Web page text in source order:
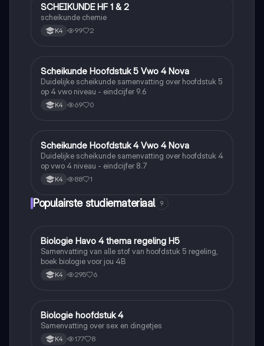
Scheikunde
SCHEIKUNDE HF 1 & 2
scheikunde chemie
K4 99 2
Scheikunde
Scheikunde Hoofdstuk 5 Vwo 4 Nova
Duidelijke scheikunde samenvatting over hoofdstuk 5
op 4 vwo niveau - eindcijfer 9.6
K4 69 0
Scheikunde
Scheikunde Hoofdstuk 4 Vwo 4 Nova
Duidelijke scheikunde samenvatting over hoofdstuk 4
op vwo 4 niveau - eindcijfer 8.7
K4 88 1
Populairste studiemateriaal 9
Biologie
Biologie Havo 4 thema regeling H5
Samenvatting van alle stof van hoofdstuk 5 regeling,
boek biologie voor jou 4B
K4 295 6
Biologie
Biologie hoofdstuk 4
Samenvatting over sex en dingetjes
K4 177 8